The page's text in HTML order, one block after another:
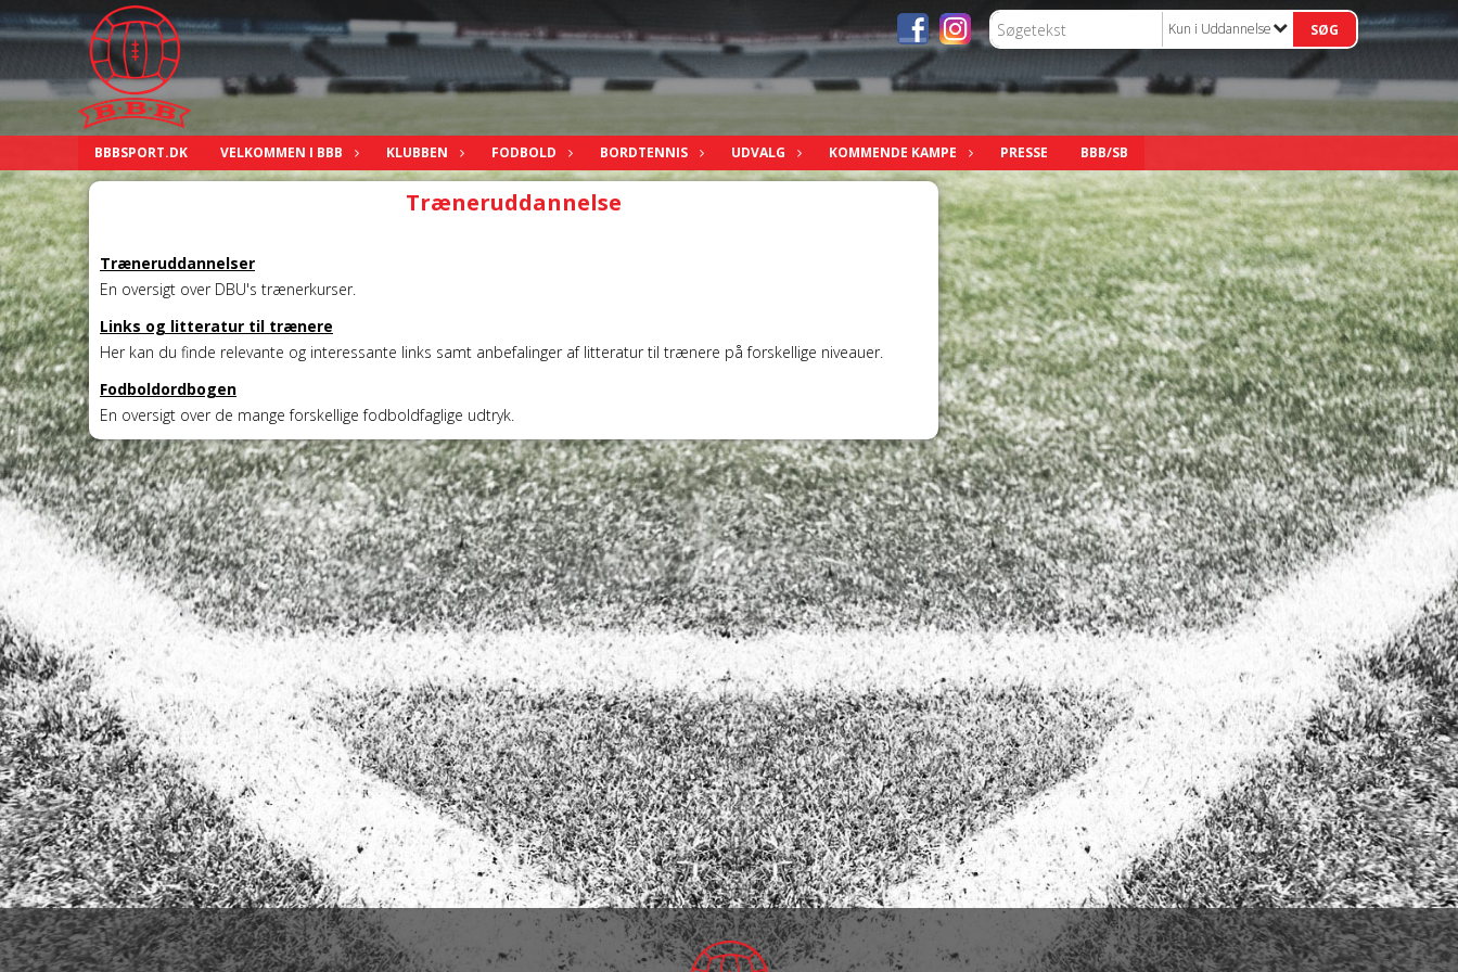
Kun i Uddannelse
BBBSPORT.DK VELKOMMEN I BBB KLUBBEN FODBOLD BORDTENNIS UDVALG KOMMENDE KAMPE PRESSE BBB/SB
Træneruddannelse
Træneruddannelser
En oversigt over DBU's trænerkurser.
Links og litteratur til trænere
Her kan du finde relevante og interessante links samt anbefalinger af litteratur til trænere på forskellige niveauer.
Fodboldordbogen
En oversigt over de mange forskellige fodboldfaglige udtryk.